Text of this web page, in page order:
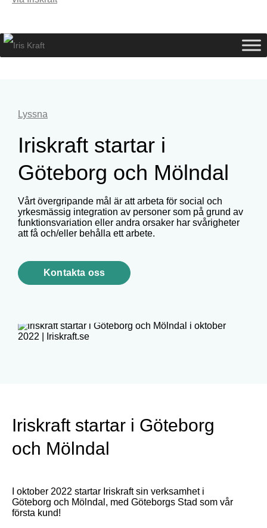
Lyssna
Iriskraft startar i
Göteborg och Mölndal
Vårt övergripande mål är att arbeta för social och
yrkesmässig integration av personer som på grund av
funktionsvariation eller andra orsaker har svårigheter
att få och/eller behålla ett arbete.
Kontakta oss
Iriskraft startar i Göteborg
och Mölndal
I oktober 2022 startar Iriskraft sin verksamhet i
Göteborg och Mölndal, med Göteborgs Stad som vår
första kund!